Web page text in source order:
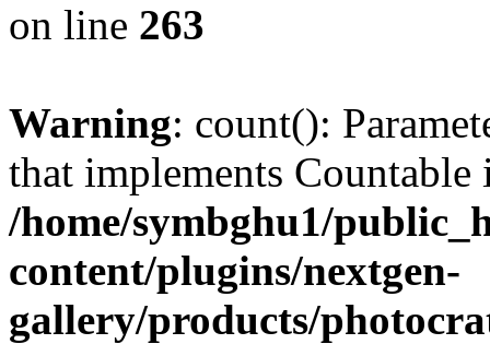
on line 263
Warning: count():
that implements Countable
/home/symbghu1/
content/plugins/nextgen-
gallery/products/